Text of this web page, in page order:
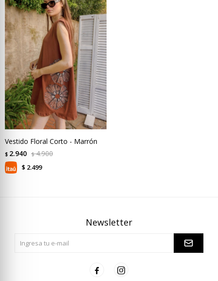
Vestido Floral Corto - Marrón
$ 2.940 $ 4.900
$ 2.499
Newsletter
 